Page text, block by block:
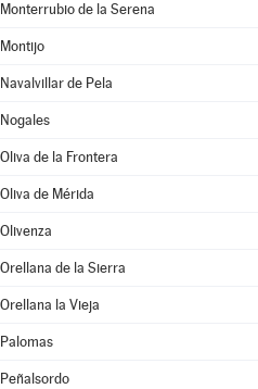
Monterrubio de la Serena
Montijo
Navalvillar de Pela
Nogales
Oliva de la Frontera
Oliva de Mérida
Olivenza
Orellana de la Sierra
Orellana la Vieja
Palomas
Peñalsordo